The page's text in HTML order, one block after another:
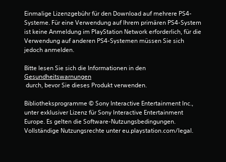
Einmalige Lizenzgebühr für den Download auf mehrere PS4-
Systeme. Für eine Verwendung auf Ihrem primären PS4-System
ist keine Anmeldung im PlayStation Network erforderlich, für die
Verwendung auf anderen PS4-Systemen müssen Sie sich
jedoch anmelden.
Bitte lesen Sie sich die Informationen in den
Gesundheitswarnungen
durch, bevor Sie dieses Produkt verwenden.
Bibliotheksprogramme © Sony Interactive Entertainment Inc.,
unter exklusiver Lizenz für Sony Interactive Entertainment
Europe. Es gelten die Software-Nutzungsbedingungen.
Vollständige Nutzungsrechte unter eu.playstation.com/legal.